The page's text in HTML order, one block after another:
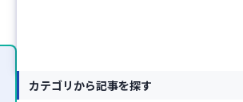
カテゴリから記事を探す